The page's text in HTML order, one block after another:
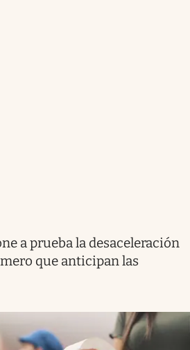
a prueba la desaceleración
que anticipan las